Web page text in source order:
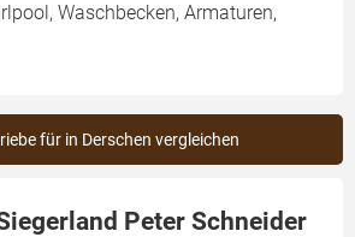
Waschbecken, Armaturen,
für in Derschen vergleichen
Peter Schneider